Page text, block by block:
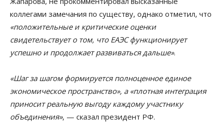
коллегами замечания по существу, однако отметил, что
«положительные и критические оценки
свидетельствует о том, что ЕАЭС функционирует
успешно и продолжает развиваться дальше».
«Шаг за шагом формируется полноценное единое
экономическое пространство», а «плотная интеграция
приносит реальную выгоду каждому участнику
объединения», — сказал президент РФ.